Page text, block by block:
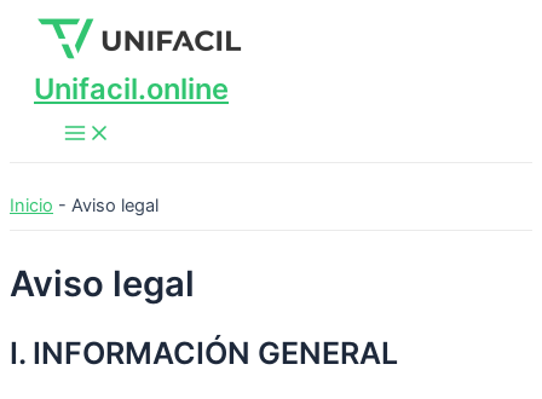
Unifacil.online
Menu
Inicio - Aviso legal
Aviso legal
I. INFORMACIÓN GENERAL